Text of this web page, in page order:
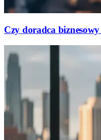
Czy doradca